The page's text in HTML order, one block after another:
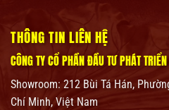
THÔNG TIN LIÊN HỆ
CÔNG TY CỔ PHẦN ĐẦU TƯ PHÁT
Showroom: 212 Bùi Tá Hán,
Chí Minh, Việt Nam